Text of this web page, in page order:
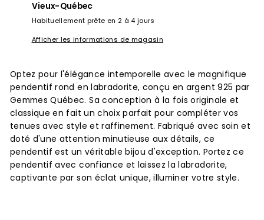
Vieux-Québec
Habituellement prête en 2 à 4 jours
Afficher les informations de magasin
Optez pour l'élégance intemporelle avec le magnifique
pendentif rond en labradorite, conçu en argent 925 par
Gemmes Québec. Sa conception à la fois originale et
classique en fait un choix parfait pour compléter vos
tenues avec style et raffinement. Fabriqué avec soin et
doté d'une attention minutieuse aux détails, ce
pendentif est un véritable bijou d'exception. Portez ce
pendentif avec confiance et laissez la labradorite,
captivante par son éclat unique, illuminer votre style.